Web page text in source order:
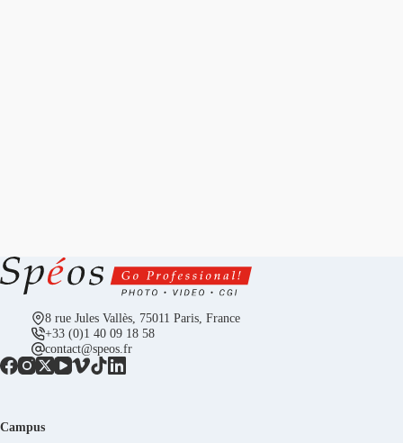
8 rue Jules Vallès, 75011 Paris, France
+33 (0)1 40 09 18 58
contact@speos.fr
Campus